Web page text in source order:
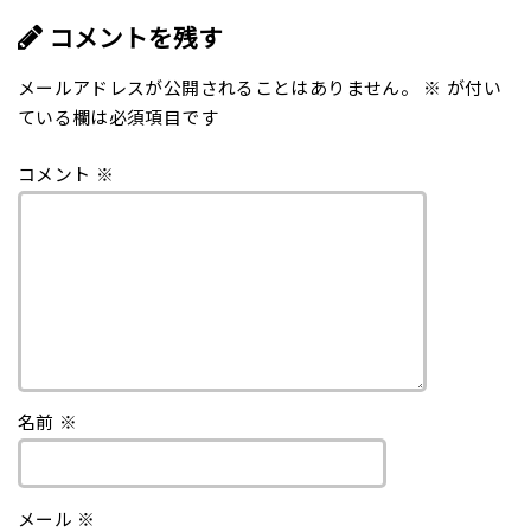
コメントを残す
メールアドレスが公開されることはありません。 ※ が付い
ている欄は必須項目です
コメント ※
名前 ※
メール ※